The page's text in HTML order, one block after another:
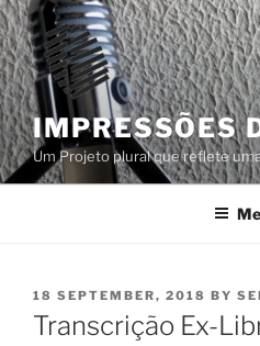
Skip
to
content
IMPRESSÕES
Um Projeto plural que reflete
POSTED
ON
18 SEPTEMBER, 2018 BY
Transcrição Ex-